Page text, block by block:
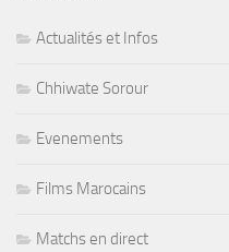
Actualités et Infos
Chhiwate Sorour
Evenements
Films Marocains
Matchs en direct